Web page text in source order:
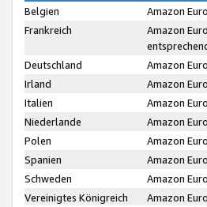
Belgien
Amazon
Frankreich
Amazon
Deutschland
Amazon
Irland
Amazon
Italien
Amazon
Niederlande
Amazon
Polen
Amazon
Spanien
Amazon
Schweden
Amazon
Vereinigtes Königreich
Amazon